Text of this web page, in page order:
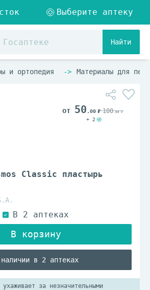
Найти
и ортопедия Материалы для
Classic пластырь
в 2 аптеках
50 .00 100.00
+ 2
за незначительными